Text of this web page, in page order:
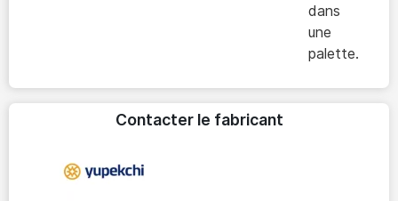
dans
une
palette.
Contacter le fabricant